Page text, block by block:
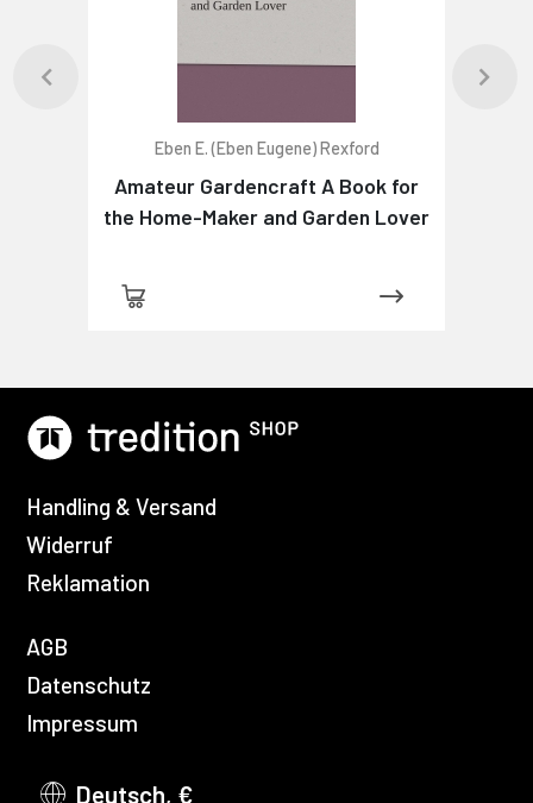
Eben E. (Eben Eugene) Rexford
Amateur Gardencraft A Book for
the Home-Maker and Garden Lover
Handling & Versand
Widerruf
Reklamation
AGB
Datenschutz
Impressum
Deutsch, €